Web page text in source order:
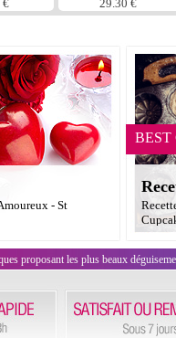
€
Pan
29.30 €
- St
BEST
proposant les plus beaux